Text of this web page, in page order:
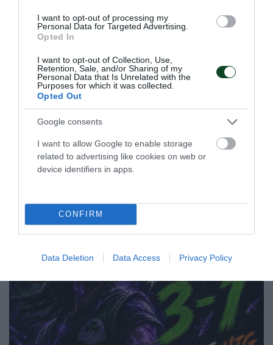
I want to opt-out of processing my
Personal Data for Targeted Advertising.
Opted In
I want to opt-out of Collection, Use,
Retention, Sale, and/or Sharing of my
Personal Data that Is Unrelated with the
Purposes for which it was collected.
Opted Out
Google consents
I want to allow Google to enable storage
related to advertising like cookies on web or
device identifiers in apps.
CONFIRM
Data Deletion Data Access Privacy Policy
Με Θέμελη η Εθνική Ομάδα
Τοξοβολίας για τους
Μεσογειακούς αγώνες
Ο Παναγιώτης Θέμελης του Παναθηναϊκού είναι στην
αποστολή της Εθνικής Ομάδας Τοξοβολίας για τους
Μεσογειακούς αγώνες.
ΤΕΛΕΥΤΑΙΑ ΝΕΑ